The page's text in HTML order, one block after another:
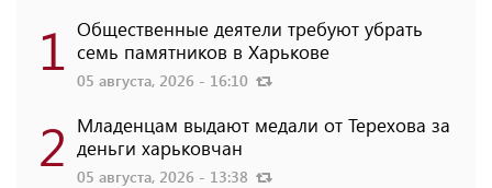
1 Общественные деятели требуют убрать
семь памятников в Харькове
05 августа, 2026 - 16:10
2 Младенцам выдают медали от Терехова за
деньги харьковчан
05 августа, 2026 - 13:38